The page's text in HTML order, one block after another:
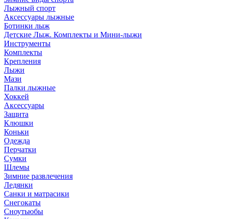
Лыжный спорт
Аксессуары лыжные
Ботинки лыж
Детские Лыж. Комплекты и Мини-лыжи
Инструменты
Комплекты
Крепления
Лыжи
Мази
Палки лыжные
Хоккей
Аксессуары
Защита
Клюшки
Коньки
Одежда
Перчатки
Сумки
Шлемы
Зимние развлечения
Ледянки
Санки и матрасики
Снегокаты
Сноутьюбы